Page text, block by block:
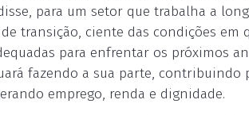
para um setor que trabalha a
transição, ciente das condições em
para enfrentar os próximos
fazendo a sua parte, contribuindo
emprego, renda e dignidade.